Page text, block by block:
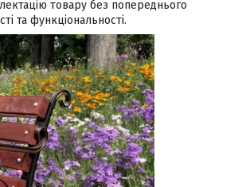
товару без попереднього
та функціональності.